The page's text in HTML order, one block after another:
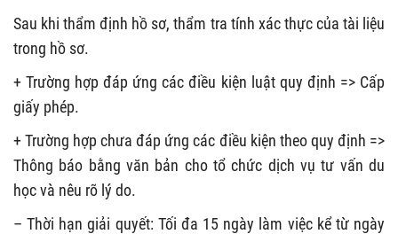
Sau khi thẩm định hồ sơ, thẩm tra tính xác thực của tài liệu
trong hồ sơ.
+ Trường hợp đáp ứng các điều kiện luật quy định => Cấp
giấy phép.
+ Trường hợp chưa đáp ứng các điều kiện theo quy định =>
Thông báo bằng văn bản cho tổ chức dịch vụ tư vấn du
học và nêu rõ lý do.
– Thời hạn giải quyết: Tối đa 15 ngày làm việc kể từ ngày